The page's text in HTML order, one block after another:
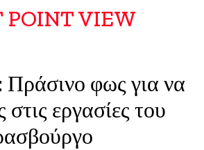
POINT VIEW
φως για να
στις εργασίες του